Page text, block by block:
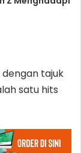
tajuk
satu hits